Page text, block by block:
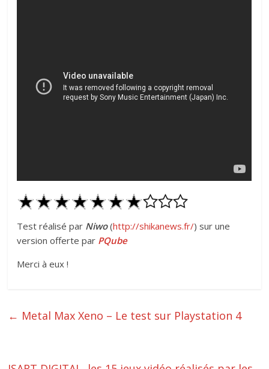
Test réalisé par Niwo(http://shikanews.fr/) sur une
version offerte par PQube
Merci à eux !
← Metal Max Xeno – Le test sur Playstation 4